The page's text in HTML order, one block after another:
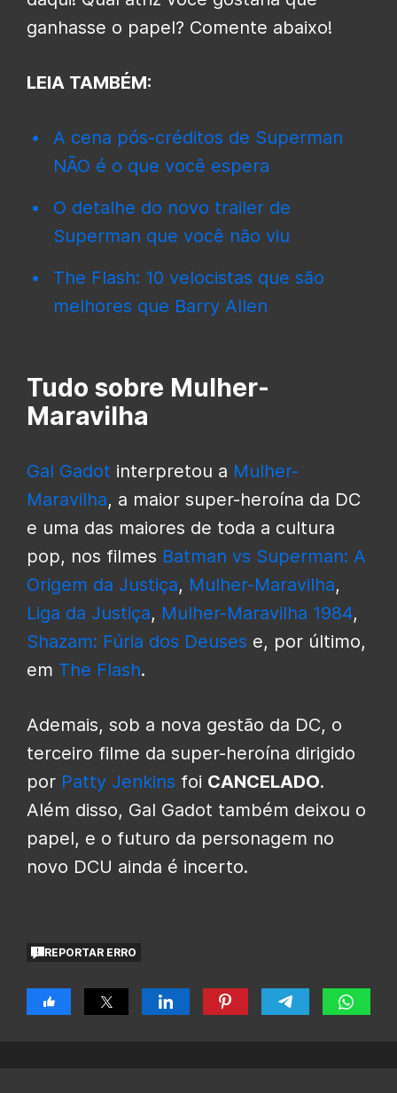
ganhasse o papel? Comente abaixo!
LEIA TAMBÉM:
A cena pós-créditos de Superman
NÃO é o que você espera
O detalhe do novo trailer de
Superman que você não viu
The Flash: 10 velocistas que são
melhores que Barry Allen
Tudo sobre Mulher-
Maravilha
Gal Gadot interpretou a Mulher-
Maravilha, a maior super-heroína da DC
e uma das maiores de toda a cultura
pop, nos filmes Batman vs Superman: A
Origem da Justiça, Mulher-Maravilha,
Liga da Justiça, Mulher-Maravilha 1984,
Shazam: Fúria dos Deuses e, por último,
em The Flash.
Ademais, sob a nova gestão da DC, o
terceiro filme da super-heroína dirigido
por Patty Jenkins foi CANCELADO.
Além disso, Gal Gadot também deixou o
papel, e o futuro da personagem no
novo DCU ainda é incerto.
REPORTAR ERRO